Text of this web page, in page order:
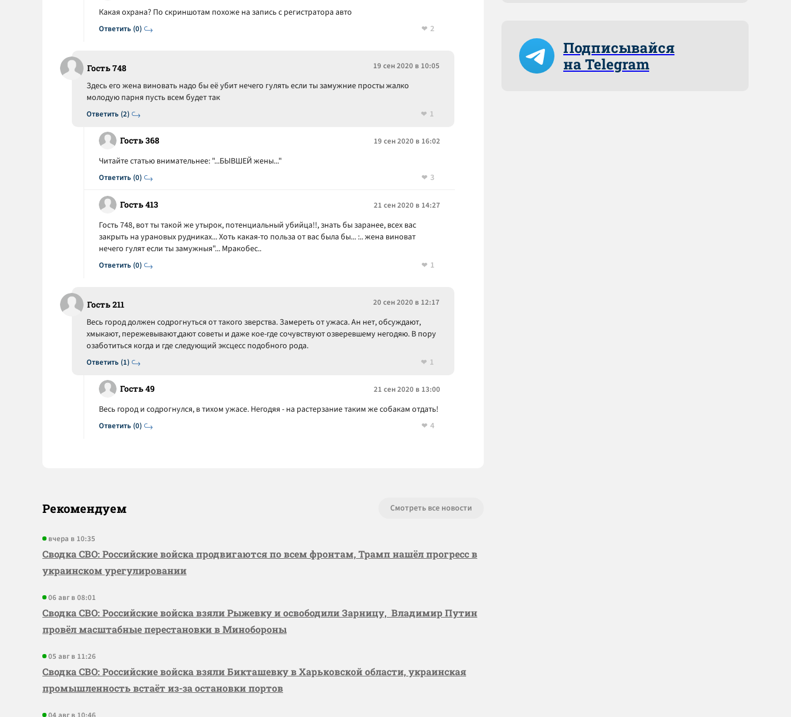
Ответить (0)
Какая охрана? По скриншотам похоже на запись с регистратора авто
2
Гость 748 19 сен 2020 в 10:05
Ответить (2)
Здесь его жена виновать надо бы её убит нечего гулять если ты замужние просты жалко
молодую парня пусть всем будет так
1
Гость 368 19 сен 2020 в 16:02
Ответить (0)
Читайте статью внимательнее: "...БЫВШЕЙ жены..."
3
Гость 413 21 сен 2020 в 14:27
Ответить (0)
Гость 748, вот ты такой же утырок, потенциальный убийца!!, знать бы заранее, всех вас
закрыть на урановых рудниках... Хоть какая-то польза от вас была бы... :.. жена виноват
нечего гулят если ты замужныя"... Мракобес..
1
Гость 211 20 сен 2020 в 12:17
Ответить (1)
Весь город должен содрогнуться от такого зверства. Замереть от ужаса. Ан нет, обсуждают,
хмыкают, пережевывают,дают советы и даже кое-где сочувствуют озверевшему негодяю. В пору
озаботиться когда и где следующий эксцесс подобного рода.
1
Гость 49 21 сен 2020 в 13:00
Ответить (0)
Весь город и содрогнулся, в тихом ужасе. Негодяя - на растерзание таким же собакам отдать!
4
Рекомендуем Смотреть все новости
вчера в 10:35
Сводка СВО: Российские войска продвигаются по всем фронтам, Трамп нашёл прогресс в
украинском урегулировании
06 авг в 08:01
Сводка СВО: Российские войска взяли Рыжевку и освободили Зарницу, Владимир Путин
провёл масштабные перестановки в Минобороны
05 авг в 11:26
Сводка СВО: Российские войска взяли Бикташевку в Харьковской области, украинская
промышленность встаёт из-за остановки портов
Подписывайся
на Telegram